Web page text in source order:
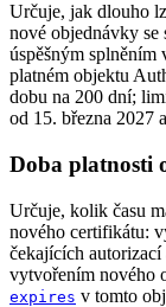
Určuje, jak dlouho
nové objednávky
úspěšným splněním
platném objektu
dobu na 200 dní;
od 15. března 2027
Doba platnosti
Určuje, kolik času
nového certifikátu:
čekajících
vytvořením nového
expires v tomto